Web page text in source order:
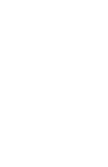
Premium
Raval